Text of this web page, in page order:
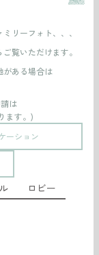
リーフォト、、、
覧いただけます。
ある場合は
は
ます。)
ーション
ロビー